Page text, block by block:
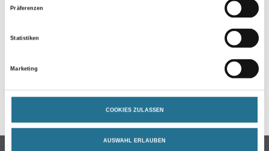
Präferenzen
Statistiken
Marketing
COOKIES ZULASSEN
AUSWAHL ERLAUBEN
ZUSATZINFOS
EAN